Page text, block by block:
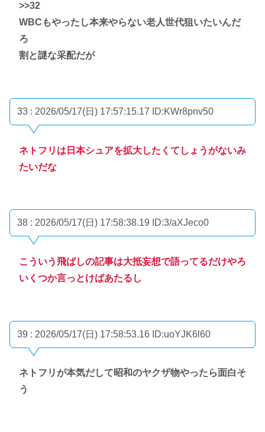
>>32
WBCもやったし本来やらない老人世代狙いたいんだ
ろ
割と謎な采配だが
33 : 2026/05/17(日) 17:57:15.17 ID:KWr8pnv50
ネトフリは日本シュアを拡大したくてしょうがないみ
たいだな
38 : 2026/05/17(日) 17:58:38.19 ID:3/aXJeco0
こういう飛ばしの記事は大抵妄想で語ってるだけやろ
いくつか言っとけばあたるし
39 : 2026/05/17(日) 17:58:53.16 ID:uoYJK6l60
ネトフリが本気だして昭和のヤクザ物やったら面白そ
う